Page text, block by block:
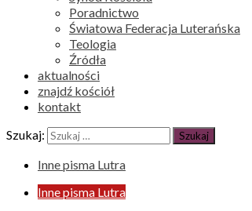
Poradnictwo
Światowa Federacja Luterańska
Teologia
Źródła
aktualności
znajdź kościół
kontakt
Szukaj:
Inne pisma Lutra
Inne pisma Lutra